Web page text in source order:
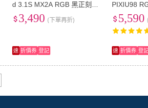
d 3.1S MX2A RGB 黑正刻
花蜜軸(3.1S RGB 黑 花蜜軸
二代軸 機械 電競 鍵盤)
3,490 (下單再折)
速 折價券 登記
PIXIU98
霧 黑 茶軸
插拔 機械
5,590
速 折價券 登